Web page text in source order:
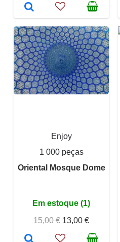
Enjoy
1 000 peças
Oriental Mosque Dome
Em estoque (1)
15,00 € 13,00 €